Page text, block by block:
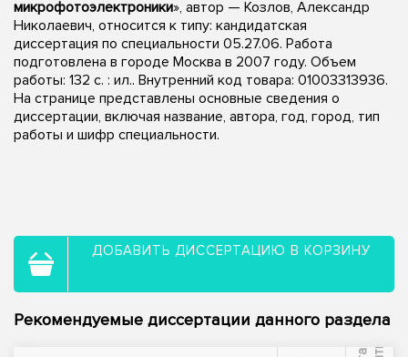
микрофотоэлектроники», автор — Козлов, Александр
Николаевич, относится к типу: кандидатская
диссертация по специальности 05.27.06. Работа
подготовлена в городе Москва в 2007 году. Объем
работы: 132 с. : ил.. Внутренний код товара: 01003313936.
На странице представлены основные сведения о
диссертации, включая название, автора, год, город, тип
работы и шифр специальности.
ДОБАВИТЬ ДИССЕРТАЦИЮ В КОРЗИНУ
Рекомендуемые диссертации данного раздела